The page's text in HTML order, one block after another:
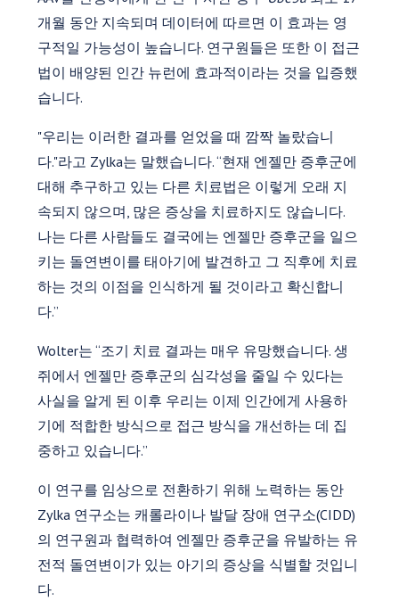
개월 동안 지속되며 데이터에 따르면 이 효과는 영
구적일 가능성이 높습니다. 연구원들은 또한 이 접근
법이 배양된 인간 뉴런에 효과적이라는 것을 입증했
습니다.
"우리는 이러한 결과를 얻었을 때 깜짝 놀랐습니
다."라고 Zylka는 말했습니다. “현재 엔젤만 증후군에
대해 추구하고 있는 다른 치료법은 이렇게 오래 지
속되지 않으며, 많은 증상을 치료하지도 않습니다.
나는 다른 사람들도 결국에는 엔젤만 증후군을 일으
키는 돌연변이를 태아기에 발견하고 그 직후에 치료
하는 것의 이점을 인식하게 될 것이라고 확신합니
다.”
Wolter는 “조기 치료 결과는 매우 유망했습니다. 생
쥐에서 엔젤만 증후군의 심각성을 줄일 수 있다는
사실을 알게 된 이후 우리는 이제 인간에게 사용하
기에 적합한 방식으로 접근 방식을 개선하는 데 집
중하고 있습니다.”
이 연구를 임상으로 전환하기 위해 노력하는 동안
Zylka 연구소는 캐롤라이나 발달 장애 연구소(CIDD)
의 연구원과 협력하여 엔젤만 증후군을 유발하는 유
전적 돌연변이가 있는 아기의 증상을 식별할 것입니
다.